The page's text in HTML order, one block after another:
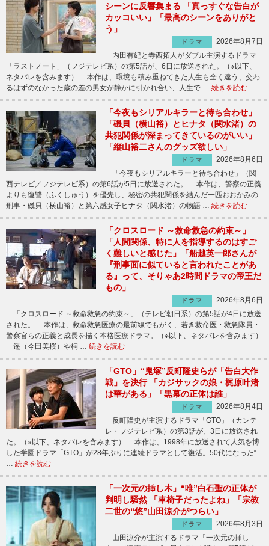
シーンに反響集まる 「真っすぐな告白が
カッコいい」「最高のシーンをありがと
う」
ドラマ
2026年8月7日
内田有紀と寺西拓人がダブル主演するドラマ
「ラストノート」（フジテレビ系）の第5話が、6日に放送された。（※以下、
ネタバレを含みます） 本作は、環境も積み重ねてきた人生も全く違う、交わ
るはずのなかった歳の差の男女が静かに引かれ合い、人生で … 続きを読む
「今夜もシリアルキラーと待ち合わせ」
「磯貝（横山裕）とヒナタ（関水渚）の
共犯関係が深まってきているのがいい」
「縦山裕二さんのグッズ欲しい」
ドラマ
2026年8月6日
「今夜もシリアルキラーと待ち合わせ」（関
西テレビ／フジテレビ系）の第6話が5日に放送された。 本作は、警察の正義
よりも復讐（ふくしゅう）を優先し、秘密の共犯関係を結んだ一匹おおかみの
刑事・磯貝（横山裕）と第六感女子ヒナタ（関水渚）の物語 … 続きを読む
「クロスロード ～救命救急の約束～」
「人間関係、特に人を指導するのはすご
く難しいと感じた」「船越英一郎さんが
『刑事面に似ていると言われたことがあ
る』って、そりゃあ2時間ドラマの帝王だ
もの」
ドラマ
2026年8月6日
「クロスロード ～救命救急の約束～」（テレビ朝日系）の第5話が4日に放送
された。 本作は、救命救急医療の最前線でもがく、若き救命医・救急隊員・
警察官らの正義と成長を描く本格医療ドラマ。（※以下、ネタバレを含みます）
遥（今田美桜）や桐 … 続きを読む
「GTO」“鬼塚”反町隆史らが「告白大作
戦」を決行 「カジサックの娘・梶原叶渚
は華がある」「黒幕の正体は誰」
ドラマ
2026年8月4日
反町隆史が主演するドラマ「GTO」（カンテ
レ・フジテレビ系）の第3話が、3日に放送され
た。（※以下、ネタバレを含みます） 本作は、1998年に放送されて人気を博
した学園ドラマ「GTO」が28年ぶりに連続ドラマとして復活。50代になった“
続きを読む
「一次元の挿し木」“唯”白石聖の正体が
判明し騒然 「車椅子だったよね」「宗教
二世の“悠”山田涼介がつらい」
ドラマ
2026年8月3日
山田涼介が主演するドラマ「一次元の挿し